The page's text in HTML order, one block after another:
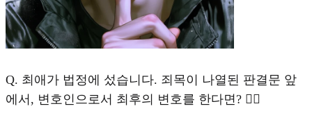
Q. 최애가 법정에 섰습니다. 죄목이 나열된 판결문 앞
에서, 변호인으로서 최후의 변호를 한다면? 🧑‍⚖️